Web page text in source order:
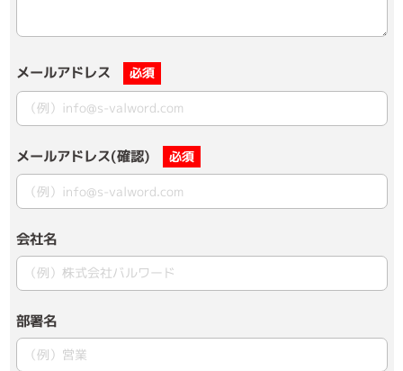
メールアドレス 必須
メールアドレス(確認) 必須
会社名
部署名